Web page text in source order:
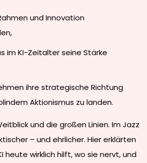
und Innovation
im KI-Zeitalter seine Stärke
ihre strategische Richtung
Aktionismus zu landen.
und die großen Linien. Im Jazz
– und ehrlicher. Hier erklärten
heute wirklich hilft, wo sie nervt, und